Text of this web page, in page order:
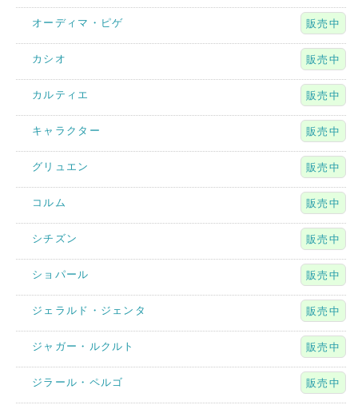
オーディマ・ピゲ 販売中
カシオ 販売中
カルティエ 販売中
キャラクター 販売中
グリュエン 販売中
コルム 販売中
シチズン 販売中
ショパール 販売中
ジェラルド・ジェンタ 販売中
ジャガー・ルクルト 販売中
ジラール・ペルゴ 販売中